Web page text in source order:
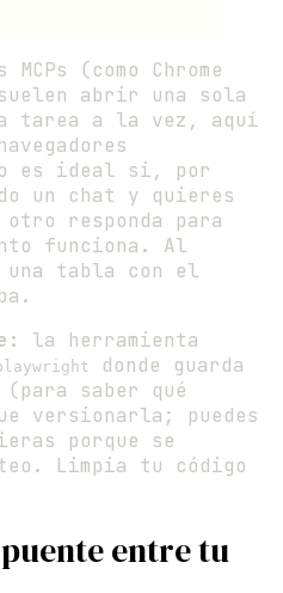
(como Chrome
abrir una sola
tarea a la vez, aquí
es ideal si, por
un chat y quieres
responda para
funciona. Al
tabla con el
la herramienta
donde guarda
saber qué
versionarla; puedes
porque se
Limpia tu código
entre tu